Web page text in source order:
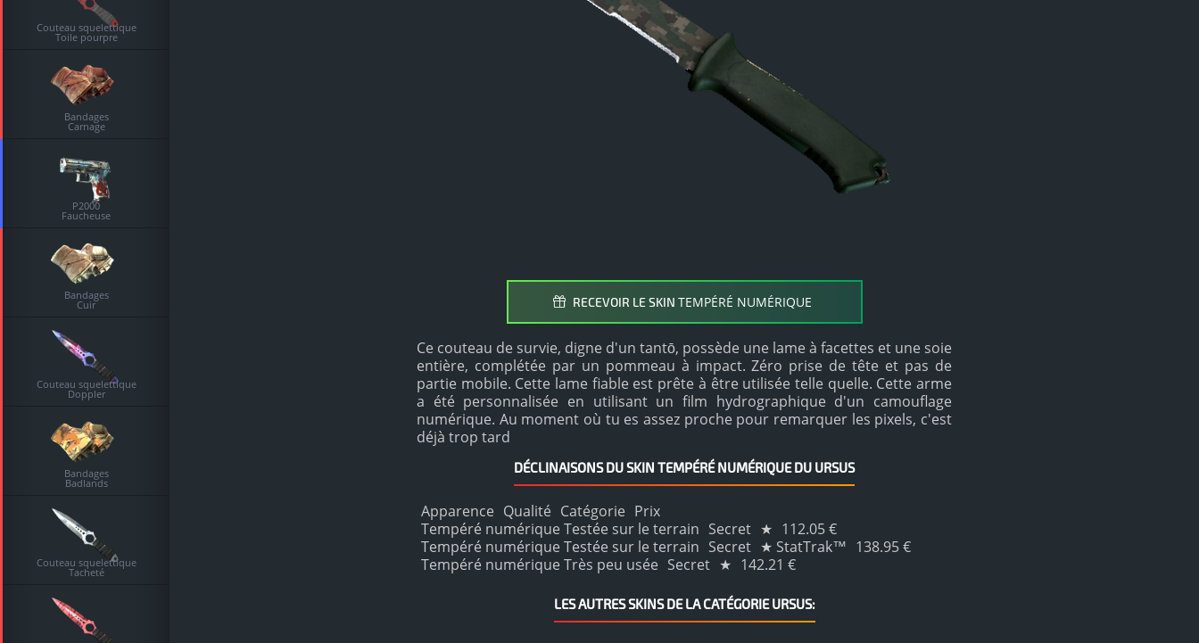
Couteau squelettique
Toile pourpre
Bandages
Carnage
P2000
Faucheuse
Bandages
Cuir
Couteau squelettique
Doppler
Bandages
Badlands
Couteau squelettique
Tacheté
RECEVOIR LE SKIN TEMPÉRÉ NUMÉRIQUE
Ce couteau de survie, digne d'un tantō, possède une lame à facettes et une soie
entière, complétée par un pommeau à impact. Zéro prise de tête et pas de
partie mobile. Cette lame fiable est prête à être utilisée telle quelle. Cette arme
a été personnalisée en utilisant un film hydrographique d'un camouflage
numérique. Au moment où tu es assez proche pour remarquer les pixels, c'est
déjà trop tard
DÉCLINAISONS DU SKIN TEMPÉRÉ NUMÉRIQUE DU URSUS
Apparence Qualité Catégorie Prix
Tempéré numérique Testée sur le terrain Secret ★ 112.05 €
Tempéré numérique Testée sur le terrain Secret ★ StatTrak™ 138.95 €
Tempéré numérique Très peu usée Secret ★ 142.21 €
LES AUTRES SKINS DE LA CATÉGORIE URSUS: